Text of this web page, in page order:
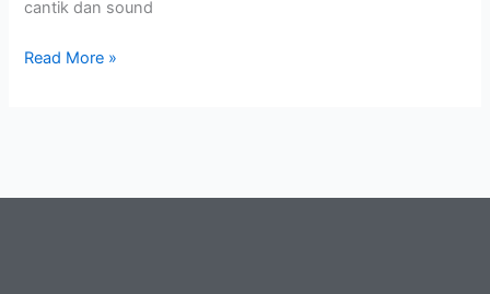
cantik dan sound
Read More »